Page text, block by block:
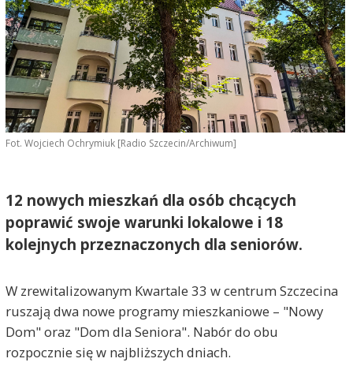
Fot. Wojciech Ochrymiuk [Radio Szczecin/Archiwum]
12 nowych mieszkań dla osób chcących
poprawić swoje warunki lokalowe i 18
kolejnych przeznaczonych dla seniorów.
W zrewitalizowanym Kwartale 33 w centrum Szczecina
ruszają dwa nowe programy mieszkaniowe – "Nowy
Dom" oraz "Dom dla Seniora". Nabór do obu
rozpocznie się w najbliższych dniach.